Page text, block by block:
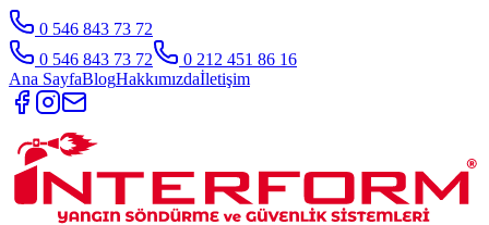
0 546 843 73 72
0 546 843 73 72
0 212 451 86 16
Ana SayfaBlogHakkımızdaİletişim